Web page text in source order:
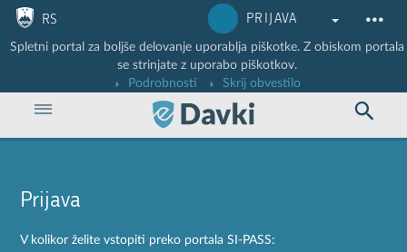
Nadaljuj na vsebino
Nadaljuj na vsebino zaprtega portala
RS PRIJAVA
Spletni portal za boljše delovanje uporablja piškotke. Z obiskom portala
se strinjate z uporabo piškotkov.
Podrobnosti
Skrij obvestilo
Prijava
V kolikor želite vstopiti preko portala SI-PASS: